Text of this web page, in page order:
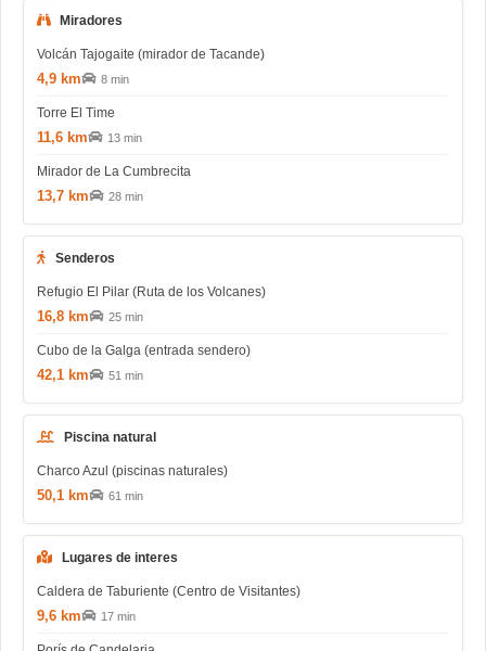
Miradores
Volcán Tajogaite (mirador de Tacande)
4,9 km 8 min
Torre El Time
11,6 km 13 min
Mirador de La Cumbrecita
13,7 km 28 min
Senderos
Refugio El Pilar (Ruta de los Volcanes)
16,8 km 25 min
Cubo de la Galga (entrada sendero)
42,1 km 51 min
Piscina natural
Charco Azul (piscinas naturales)
50,1 km 61 min
Lugares de interes
Caldera de Taburiente (Centro de Visitantes)
9,6 km 17 min